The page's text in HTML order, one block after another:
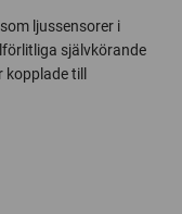
ljussensorer i
självkörande
till